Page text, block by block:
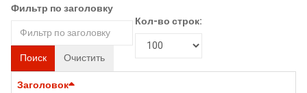
Фильтр по заголовку
Поиск Очистить
Кол-во строк:
Заголовок